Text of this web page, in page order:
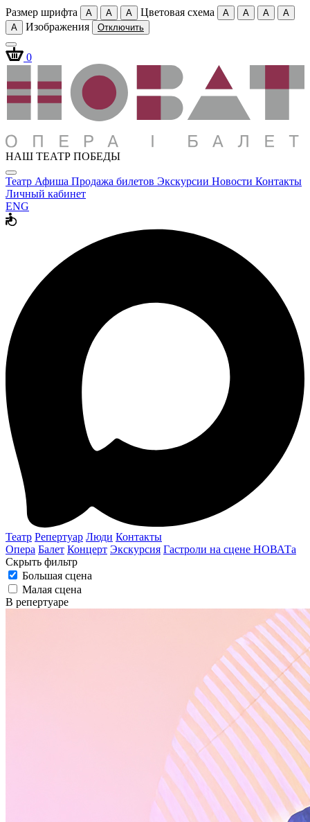
Размер шрифта A A A Цветовая схема A A A
A
A
Изображения Отключить
0
НАШ ТЕАТР ПОБЕДЫ
Театр Афиша Продажа билетов Экскурсии Новости Контакты
Личный кабинет
ENG
Театр Репертуар Люди Контакты
Опера Балет Концерт Экскурсия Гастроли на сцене НОВАТа
Скрыть фильтр
Большая сцена
Малая сцена
В репертуаре